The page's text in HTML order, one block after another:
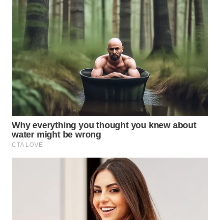
WN
TAPANULI
TENGAH
WN DELI
SERDANG
WN
TEBING
TINGGI